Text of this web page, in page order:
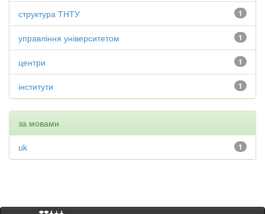
1
структура ТНТУ
1
управління університетом
1
центри
1
інститути
за мовами
1
uk